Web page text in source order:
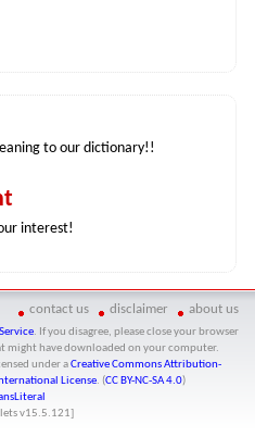
to our dictionary!!
interest!
contact us disclaimer about us
. If you disagree, please close your browser
might have downloaded on your computer.
under aCreative Commons Attribution-
License. (CC BY-NC-SA 4.0)
v15.5.121